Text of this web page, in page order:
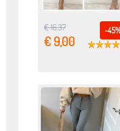
-
€ 16,37
€ 9,00